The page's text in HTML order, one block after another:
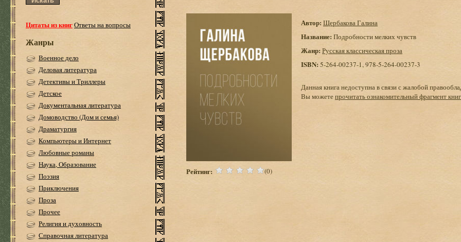
Цитаты из книгОтветы на вопросы
Жанры
Военное дело
Деловая литература
Детективы и Триллеры
Детское
Документальная литература
Домоводство (Дом и семья)
Драматургия
Компьютеры и Интернет
Любовные романы
Наука, Образование
Поэзия
Приключения
Проза
Прочее
Религия и духовность
Справочная литература
Рейтинг: (0)
Автор: Щербакова Галина
Название: Подробности мелких чувств
Жанр: Русская классическая проза
ISBN: 5-264-00237-1, 978-5-264-00237-3
Данная книга недоступна в связи с жалобой
Вы можетепрочитать ознакомительный фрагмент